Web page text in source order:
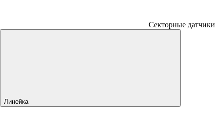
Секторные датчики
Линейка